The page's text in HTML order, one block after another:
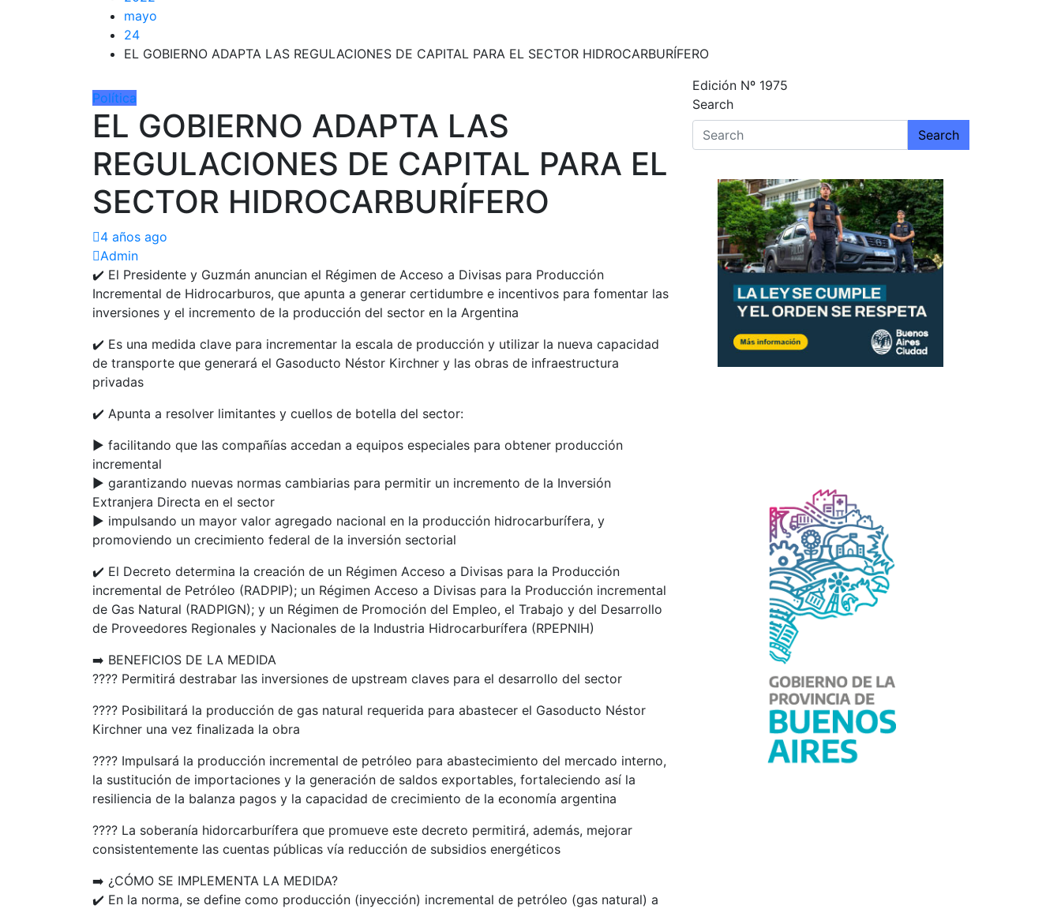
mayo
24
EL GOBIERNO ADAPTA LAS REGULACIONES DE CAPITAL PARA EL SECTOR HIDROCARBURÍFERO
Política
EL GOBIERNO ADAPTA LAS
REGULACIONES DE CAPITAL PARA EL
SECTOR HIDROCARBURÍFERO
4 años ago
Admin
✔️ El Presidente y Guzmán anuncian el Régimen de Acceso a Divisas para Producción
Incremental de Hidrocarburos, que apunta a generar certidumbre e incentivos para fomentar las
inversiones y el incremento de la producción del sector en la Argentina
✔️ Es una medida clave para incrementar la escala de producción y utilizar la nueva capacidad
de transporte que generará el Gasoducto Néstor Kirchner y las obras de infraestructura
privadas
✔️ Apunta a resolver limitantes y cuellos de botella del sector:
▶️ facilitando que las compañías accedan a equipos especiales para obtener producción
incremental
▶️ garantizando nuevas normas cambiarias para permitir un incremento de la Inversión
Extranjera Directa en el sector
▶️ impulsando un mayor valor agregado nacional en la producción hidrocarburífera, y
promoviendo un crecimiento federal de la inversión sectorial
✔️ El Decreto determina la creación de un Régimen Acceso a Divisas para la Producción
incremental de Petróleo (RADPIP); un Régimen Acceso a Divisas para la Producción incremental
de Gas Natural (RADPIGN); y un Régimen de Promoción del Empleo, el Trabajo y del Desarrollo
de Proveedores Regionales y Nacionales de la Industria Hidrocarburífera (RPEPNIH)
➡️ BENEFICIOS DE LA MEDIDA
???? Permitirá destrabar las inversiones de upstream claves para el desarrollo del sector
???? Posibilitará la producción de gas natural requerida para abastecer el Gasoducto Néstor
Kirchner una vez finalizada la obra
???? Impulsará la producción incremental de petróleo para abastecimiento del mercado interno,
la sustitución de importaciones y la generación de saldos exportables, fortaleciendo así la
resiliencia de la balanza pagos y la capacidad de crecimiento de la economía argentina
???? La soberanía hidorcarburífera que promueve este decreto permitirá, además, mejorar
consistentemente las cuentas públicas vía reducción de subsidios energéticos
➡️ ¿CÓMO SE IMPLEMENTA LA MEDIDA?
✔️ En la norma, se define como producción (inyección) incremental de petróleo (gas natural) a
Edición Nº 1975
Search
Search